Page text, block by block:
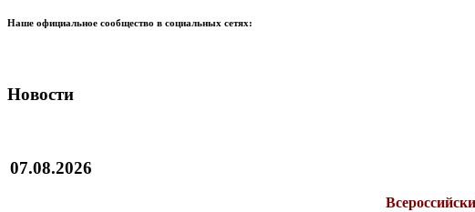
Наше официальное сообщество в социальных сетях:
Новости
07.08.2026